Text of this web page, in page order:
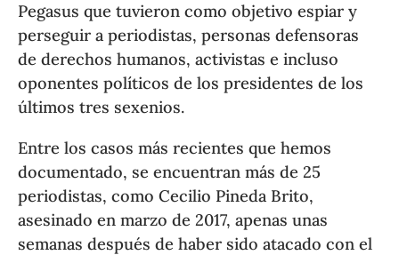
Pegasus que tuvieron como objetivo espiar y
perseguir a periodistas, personas defensoras
de derechos humanos, activistas e incluso
oponentes políticos de los presidentes de los
últimos tres sexenios.
Entre los casos más recientes que hemos
documentado, se encuentran más de 25
periodistas, como Cecilio Pineda Brito,
asesinado en marzo de 2017, apenas unas
semanas después de haber sido atacado con el